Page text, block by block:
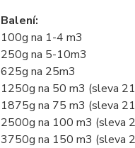
Balení:
100g na 1-4 m3
250g na 5-10m3
625g na 25m3
1250g na 50 m3 (sleva
1875g na 75 m3 (sleva
2500g na 100 m3 (sleva
3750g na 150 m3 (sleva